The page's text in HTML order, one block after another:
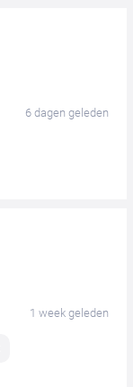
6 dagen geleden
1 week geleden